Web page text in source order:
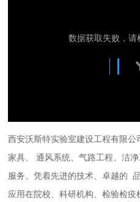
西安沃斯特实验室建设工程有限
家具、 通风系统、气路工程、洁
服务。凭着先进的技术、卓越的
应用在院校、科研机构、检验检